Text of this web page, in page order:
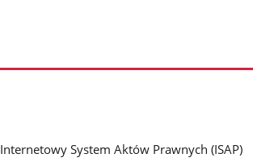
Internetowy System Aktów Prawnych (ISAP)